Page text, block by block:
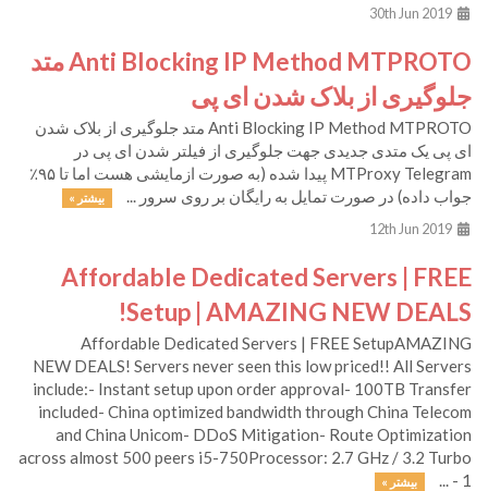
Anti Blocking IP Method MTPROTO متد
جلوگیری از بلاک شدن ای پی
Anti Blocking IP Method MTPROTO متد جلوگیری از بلاک شدن
ای پی یک متدی جدیدی جهت جلوگیری از فیلتر شدن ای پی در
MTProxy Telegram پیدا شده (به صورت ازمایشی هست اما تا ۹۵٪
جواب داده) در صورت تمایل به رایگان بر روی سرور ...
بیشتر »
Affordable Dedicated Servers | FREE
Setup | AMAZING NEW DEALS!
Affordable Dedicated Servers | FREE SetupAMAZING
NEW DEALS! Servers never seen this low priced!! All Servers
include:- Instant setup upon order approval- 100TB Transfer
included- China optimized bandwidth through China Telecom
and China Unicom- DDoS Mitigation- Route Optimization
across almost 500 peers i5-750Processor: 2.7 GHz / 3.2 Turbo
- 1 ...
بیشتر »